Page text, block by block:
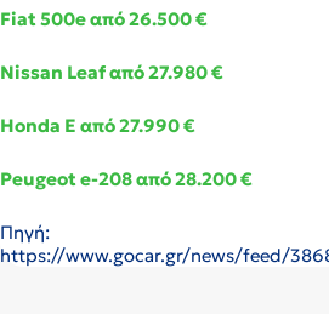
Fiat 500e από 26.500 €
Nissan Leaf από 27.980 €
Honda E από 27.990 €
Peugeot e-208 από 28.200 €
Πηγή:
https://www.gocar.gr/news/feed/